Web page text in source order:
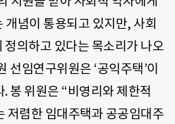
개념이 통용되고 있지만, 사회
의하고 있다는 목소리가 나오
선임연구위원은 ‘공익주택’이
봉 위원은 “비영리와 제한적
저렴한 임대주택과 공공임대주